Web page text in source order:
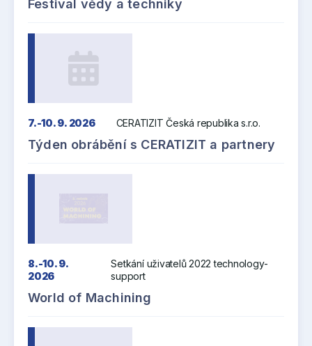
Festival vědy a techniky
7.-10. 9. 2026 CERATIZIT Česká republika s.r.o.
Týden obrábění s CERATIZIT a partnery
8.-10. 9.
2026
Setkání uživatelů 2022 technology-
support
World of Machining